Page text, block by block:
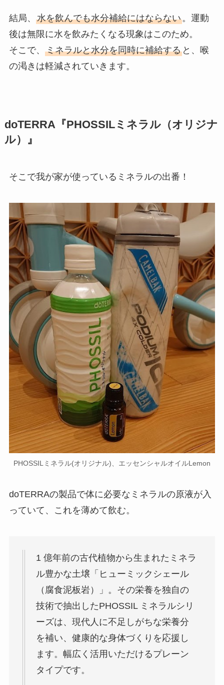
結局、 水を飲んでも水分補給にはならない。運動
後は無限に水を飲みたくなる現象はこのため。
そこで、 ミネラルと水分を同時に補給すると、喉
の渇きは軽減されていきます。
doTERRA『PHOSSILミネラル（オリジナ
ル）』
そこで我が家が使っているミネラルの出番！
PHOSSILミネラル(オリジナル)、エッセンシャルオイルLemon
doTERRAの製品で体に必要なミネラルの原液が入
っていて、これを薄めて飲む。
1 億年前の古代植物から生まれたミネラ
ル豊かな土壌「ヒューミックシェール
（腐食泥板岩）」。その栄養を独自の
技術で抽出したPHOSSIL ミネラルシリ
ーズは、現代人に不足しがちな栄養分
を補い、健康的な身体づくりを応援し
ます。幅広く活用いただけるプレーン
タイプです。